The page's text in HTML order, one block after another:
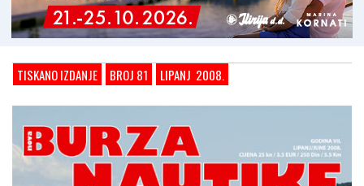
TISKANO IZDANJE BROJ 81 LIPANJ 2008.